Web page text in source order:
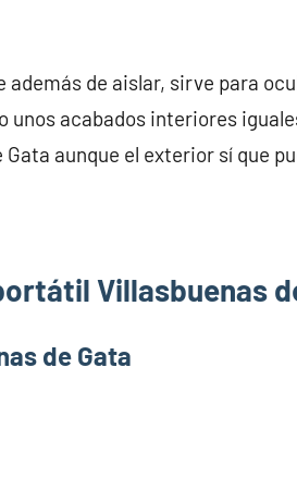
además de aislar, sirve para
unos acabados interiores
aunque el exterior sí que
Villasbuenas
de Gata